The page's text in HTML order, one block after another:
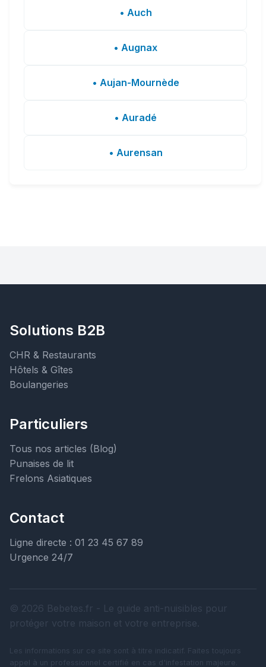
• Auch
• Augnax
• Aujan-Mournède
• Auradé
• Aurensan
Solutions B2B
CHR & Restaurants
Hôtels & Gîtes
Boulangeries
Particuliers
Tous nos articles (Blog)
Punaises de lit
Frelons Asiatiques
Contact
Ligne directe : 01 23 45 67 89
Urgence 24/7
© 2026 Bebetes.fr - Le guide anti-nuisibles pour
protéger votre maison et votre entreprise.
Les informations sur ce site sont à titre indicatif. Faites toujours
appel à un professionnel certifié en cas d'infestation majeure.